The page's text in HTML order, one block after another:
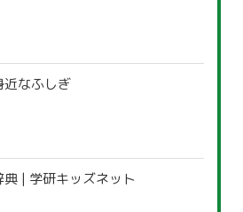
近なふしぎ
典 | 学研キッズネット